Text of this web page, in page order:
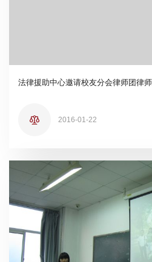
法律援助中心邀请校友分会律师团律
2016-01-22